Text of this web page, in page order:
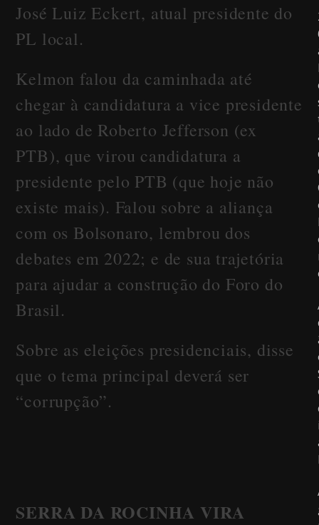
José Luiz Eckert, atual presidente do
PL local.
Kelmon falou da caminhada até
chegar à candidatura a vice presidente
ao lado de Roberto Jefferson (ex
PTB), que virou candidatura a
presidente pelo PTB (que hoje não
existe mais). Falou sobre a aliança
com os Bolsonaro, lembrou dos
debates em 2022; e de sua trajetória
para ajudar a construção do Foro do
Brasil.
Sobre as eleições presidenciais, disse
que o tema principal deverá ser
“corrupção”.
SERRA DA ROCINHA VIRA